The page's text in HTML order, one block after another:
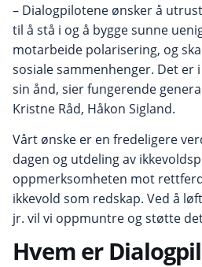
– Dialogpilotene ønsker å
til å stå i og å bygge sunne
motarbeide polarisering, og
sosiale sammenhenger. Det er
sin ånd, sier fungerende
Kristne Råd, Håkon Sigland.
Vårt ønske er en fredeligere
dagen og utdeling av
oppmerksomheten mot
ikkevold som redskap. Ved å
jr. vil vi oppmuntre og støtte
Hvem er